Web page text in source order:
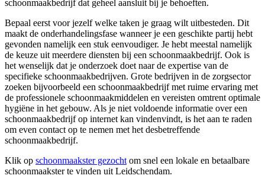
schoonmaakbedrijf dat geheel aansluit bij je behoeften.
Bepaal eerst voor jezelf welke taken je graag wilt uitbesteden. Dit
maakt de onderhandelingsfase wanneer je een geschikte partij hebt
gevonden namelijk een stuk eenvoudiger. Je hebt meestal namelijk
de keuze uit meerdere diensten bij een schoonmaakbedrijf. Ook is
het wenselijk dat je onderzoek doet naar de expertise van de
specifieke schoonmaakbedrijven. Grote bedrijven in de zorgsector
zoeken bijvoorbeeld een schoonmaakbedrijf met ruime ervaring met
de professionele schoonmaakmiddelen en vereisten omtrent optimale
hygiëne in het gebouw. Als je niet voldoende informatie over een
schoonmaakbedrijf op internet kan vindenvindt, is het aan te raden
om even contact op te nemen met het desbetreffende
schoonmaakbedrijf.
Klik op schoonmaakster gezocht om snel een lokale en betaalbare
schoonmaakster te vinden uit Leidschendam.